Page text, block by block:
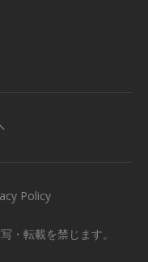
・転載を禁じます。
Policy